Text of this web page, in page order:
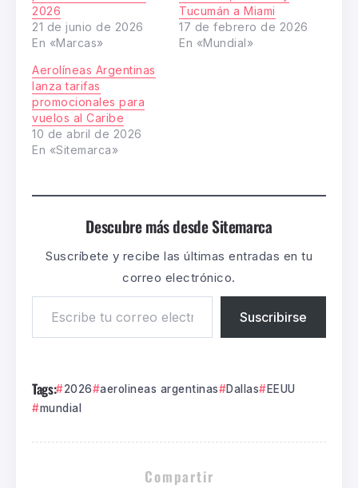
2026
21 de junio de 2026
En «Marcas»
Tucumán a Miami
17 de febrero de 2026
En «Mundial»
Aerolíneas Argentinas
lanza tarifas
promocionales para
vuelos al Caribe
10 de abril de 2026
En «Sitemarca»
Descubre más desde Sitemarca
Suscríbete y recibe las últimas entradas en tu
correo electrónico.
Suscribirse
Tags: 2026 aerolineas argentinas Dallas
EEUU
mundial
Compartir